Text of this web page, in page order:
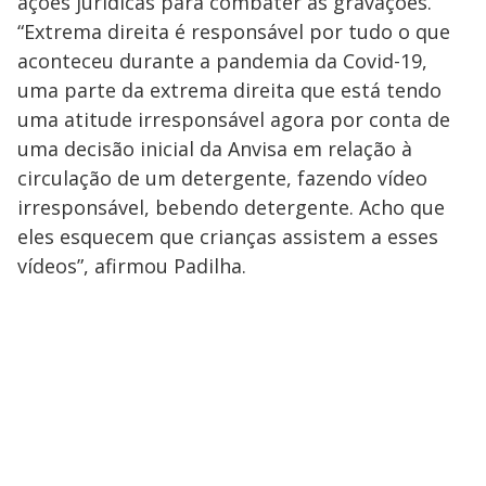
“Extrema direita é responsável por tudo o que
aconteceu durante a pandemia da Covid-19,
uma parte da extrema direita que está tendo
uma atitude irresponsável agora por conta de
uma decisão inicial da Anvisa em relação à
circulação de um detergente, fazendo vídeo
irresponsável, bebendo detergente. Acho que
eles esquecem que crianças assistem a esses
vídeos”, afirmou Padilha.